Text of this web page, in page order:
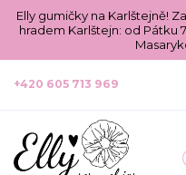
Elly gumičky na Karlštejně!
hradem Karlštejn: od Pátku
+420 605 713 969